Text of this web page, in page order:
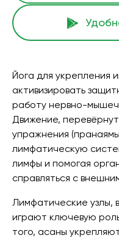
Йога для укрепления
активизировать
работу нервно-
Движение,
упражнения
лимфатическую
лимфы и помогая
справляться с
Лимфатические узлы,
играют ключевую
того, асаны